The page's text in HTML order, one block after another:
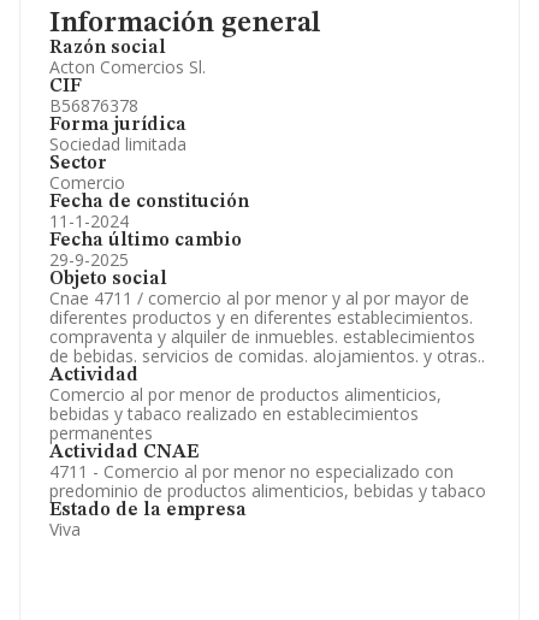
Información general
Razón social
Acton Comercios Sl.
CIF
B56876378
Forma jurídica
Sociedad limitada
Sector
Comercio
Fecha de constitución
11-1-2024
Fecha último cambio
29-9-2025
Objeto social
Cnae 4711 / comercio al por menor y al por mayor de
diferentes productos y en diferentes establecimientos.
compraventa y alquiler de inmuebles. establecimientos
de bebidas. servicios de comidas. alojamientos. y otras..
Actividad
Comercio al por menor de productos alimenticios,
bebidas y tabaco realizado en establecimientos
permanentes
Actividad CNAE
4711 - Comercio al por menor no especializado con
predominio de productos alimenticios, bebidas y tabaco
Estado de la empresa
Viva
Información oficial y registral complementaria.